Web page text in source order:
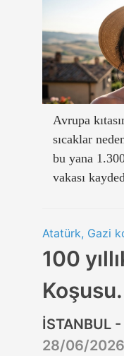
Avrupa
sıcaklar
bu yana
vakası
Atatürk, Gazi
100
İSTANBUL -
28/06/